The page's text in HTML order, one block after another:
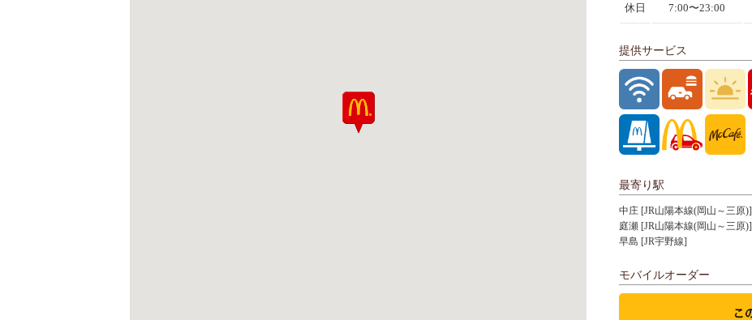
休日 7:00〜23:00
提供サービス
最寄り駅
中庄 [JR山陽本線(岡山～三原)]
庭瀬 [JR山陽本線(岡山～三原)]
早島 [JR宇野線]
モバイルオーダー